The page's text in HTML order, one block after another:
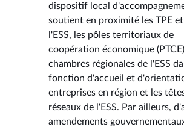
dispositif local
soutient en proximité les TPE
l'ESS, les pôles territoriaux de
coopération économique
chambres régionales de l'ESS
fonction d'accueil et
entreprises en région et les
réseaux de l'ESS. Par ailleurs,
amendements